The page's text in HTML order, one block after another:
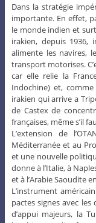
Dans la stratégie
importante. En effet,
le monde indien et
irakien, depuis 1936,
alimente les navires,
transport motorises.
car elle relie la
Indochine) et,
irakien qui arrive a
de Castex de
françaises, même s’il
L’extension de
Méditerranée et au
et une nouvelle
donne à l’Italie, à
et à l’Arabie Saoudite
L’instrument
pactes signes avec
d’appui majeurs, la